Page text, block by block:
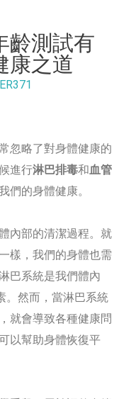
齡測試有
康之道
忽略了對身體健康的
進行淋巴排毒和血管
們的身體健康。
內部的清潔過程。就
樣，我們的身體也需
巴系統是我們體內
。然而，當淋巴系統
就會導致各種健康問
以幫助身體恢復平